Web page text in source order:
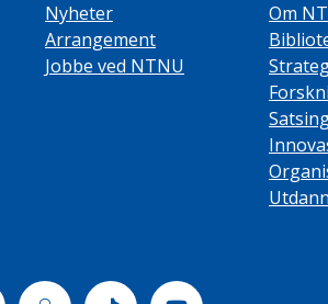
Nyheter
Arrangement
Jobbe ved NTNU
Om